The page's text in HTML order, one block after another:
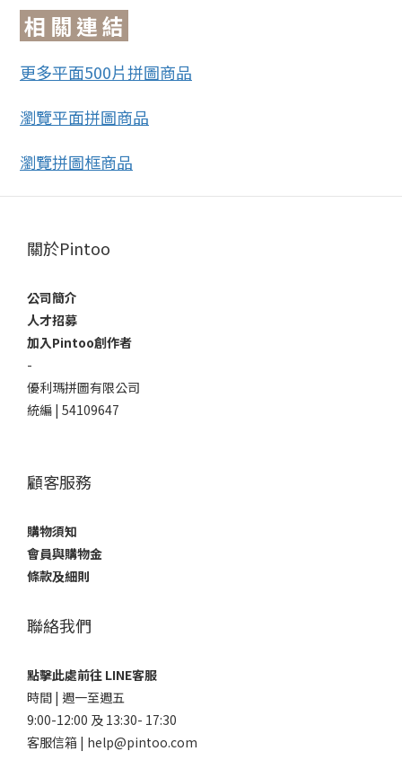
相 關 連 結
更多平面500片拼圖商品
瀏覽平面拼圖商品
瀏覽拼圖框商品
關於Pintoo
公司簡介
人才招募
加入Pintoo創作者
-
優利瑪拼圖有限公司
統編 | 54109647
顧客服務
購物須知
會員與購物金
條款及細則
聯絡我們
點擊此處前往 LINE客服
時間 | 週一至週五
9:00-12:00 及 13:30- 17:30
客服信箱 | help@pintoo.com